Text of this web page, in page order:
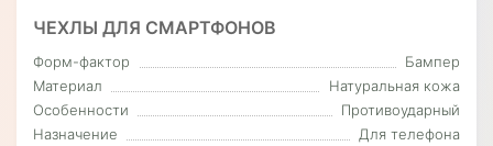
ЧЕХЛЫ ДЛЯ СМАРТФОНОВ
Форм-фактор
Бампер
Материал
Натуральная кожа
Особенности
Противоударный
Назначение
Для телефона